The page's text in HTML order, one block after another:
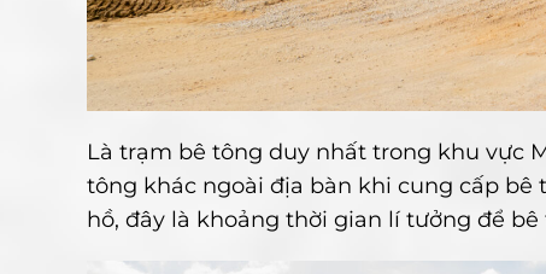
Là trạm bê tông duy nhất trong khu vực
tông khác ngoài địa bàn khi cung cấp
hồ, đây là khoảng thời gian lí tưởng để